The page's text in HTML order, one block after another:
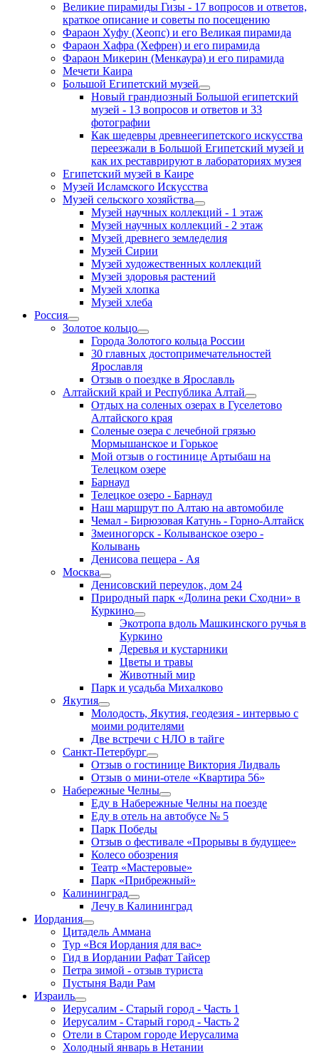
Великие пирамиды Гизы - 17 вопросов и ответов,
краткое описание и советы по посещению
Фараон Хуфу (Хеопс) и его Великая пирамида
Фараон Хафра (Хефрен) и его пирамида
Фараон Микерин (Менкаура) и его пирамида
Мечети Каира
Большой Египетский музей
Новый грандиозный Большой египетский
музей - 13 вопросов и ответов и 33
фотографии
Как шедевры древнеегипетского искусства
переезжали в Большой Египетский музей и
как их реставрируют в лабораториях музея
Египетский музей в Каире
Музей Исламского Искусства
Музей сельского хозяйства
Музей научных коллекций - 1 этаж
Музей научных коллекций - 2 этаж
Музей древнего земледелия
Музей Сирии
Музей художественных коллекций
Музей здоровья растений
Музей хлопка
Музей хлеба
Россия
Золотое кольцо
Города Золотого кольца России
30 главных достопримечательностей
Ярославля
Отзыв о поездке в Ярославль
Алтайский край и Республика Алтай
Отдых на соленых озерах в Гуселетово
Алтайского края
Соленые озера с лечебной грязью
Мормышанское и Горькое
Мой отзыв о гостинице Артыбаш на
Телецком озере
Барнаул
Телецкое озеро - Барнаул
Наш маршрут по Алтаю на автомобиле
Чемал - Бирюзовая Катунь - Горно-Алтайск
Змеиногорск - Колыванское озеро -
Колывань
Денисова пещера - Ая
Москва
Денисовский переулок, дом 24
Природный парк «Долина реки Сходни» в
Куркино
Экотропа вдоль Машкинского ручья в
Куркино
Деревья и кустарники
Цветы и травы
Животный мир
Парк и усадьба Михалково
Якутия
Молодость, Якутия, геодезия - интервью с
моими родителями
Две встречи с НЛО в тайге
Санкт-Петербург
Отзыв о гостинице Виктория Лидваль
Отзыв о мини-отеле «Квартира 56»
Набережные Челны
Еду в Набережные Челны на поезде
Еду в отель на автобусе № 5
Парк Победы
Отзыв о фестивале «Прорывы в будущее»
Колесо обозрения
Театр «Мастеровые»
Парк «Прибрежный»
Калининград
Лечу в Калининград
Иордания
Цитадель Аммана
Тур «Вся Иордания для вас»
Гид в Иордании Рафат Тайсер
Петра зимой - отзыв туриста
Пустыня Вади Рам
Израиль
Иерусалим - Старый город - Часть 1
Иерусалим - Старый город - Часть 2
Отели в Старом городе Иерусалима
Холодный январь в Нетании